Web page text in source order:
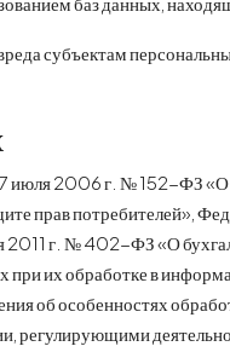
субъектам
июля 2006 г. № 152-ФЗ «О
прав потребителей»,
г. № 402-ФЗ «О
их обработке в
об особенностях
регулирующими